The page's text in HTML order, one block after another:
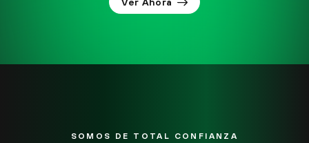
SOMOS DE TOTAL CONFIANZA